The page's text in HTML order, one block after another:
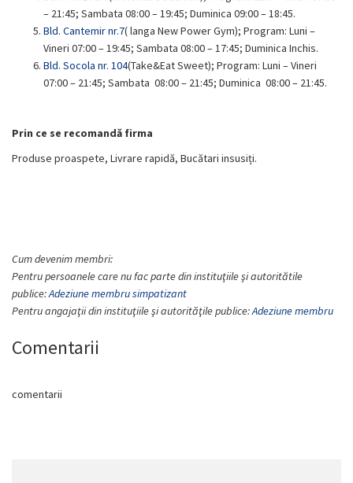
– 21:45; Sambata 08:00 – 19:45; Duminica 09:00 – 18:45.
Bld. Cantemir nr.7( langa New Power Gym); Program: Luni –
Vineri 07:00 – 19:45; Sambata 08:00 – 17:45; Duminica Inchis.
Bld. Socola nr. 104(Take&Eat Sweet); Program: Luni – Vineri
07:00 – 21:45; Sambata 08:00 – 21:45; Duminica 08:00 – 21:45.
Prin ce se recomandă firma
Produse proaspete, Livrare rapidă, Bucătari insusiți.
Cum devenim membri:
Pentru persoanele care nu fac parte din instituţiile şi autoritătile
publice:Adeziune membru simpatizant
Pentru angajaţii din instituţiile şi autorităţile publice:Adeziune membru
Comentarii
comentarii